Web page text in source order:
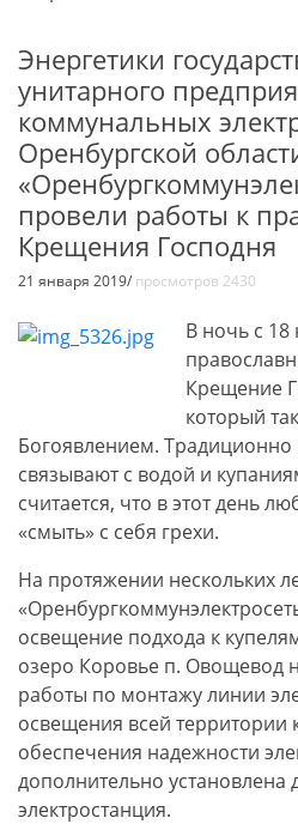
Энергетики
унитарного
коммунальных
Оренбургской
провели работы к
Крещения Господня
21 января 2019/ просмотров 2430
В ночь с 18
Крещение
который
Богоявлением.
связывают с водой и
считается, что в этот день
«смыть» с себя грехи.
На протяжении нескольких
освещение подхода к
озеро Коровье п. Овощевод
работы по монтажу линии
освещения всей территории
обеспечения надежности
дополнительно установлена
электростанция.